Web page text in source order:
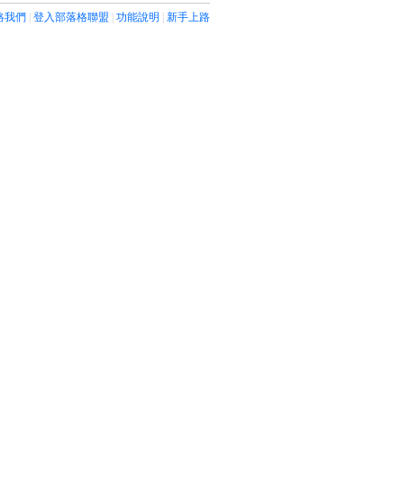
我們 登入部落格聯盟 功能說明 新手上路